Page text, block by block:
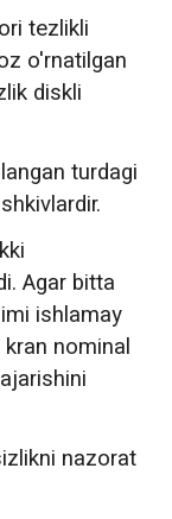
tezlikli
o'rnatilgan
diskli
turdagi
Agar bitta
ishlamay
nominal
nazorat